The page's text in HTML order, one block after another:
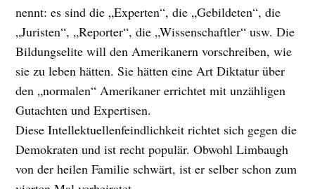
nennt: es sind die „Experten“, die „Gebildeten“, die
„Juristen“, „Reporter“, die „Wissenschaftler“ usw. Die
Bildungselite will den Amerikanern vorschreiben, wie
sie zu leben hätten. Sie hätten eine Art Diktatur über
den „normalen“ Amerikaner errichtet mit unzähligen
Gutachten und Expertisen.
Diese Intellektuellenfeindlichkeit richtet sich gegen die
Demokraten und ist recht populär. Obwohl Limbaugh
von der heilen Familie schwärt, ist er selber schon zum